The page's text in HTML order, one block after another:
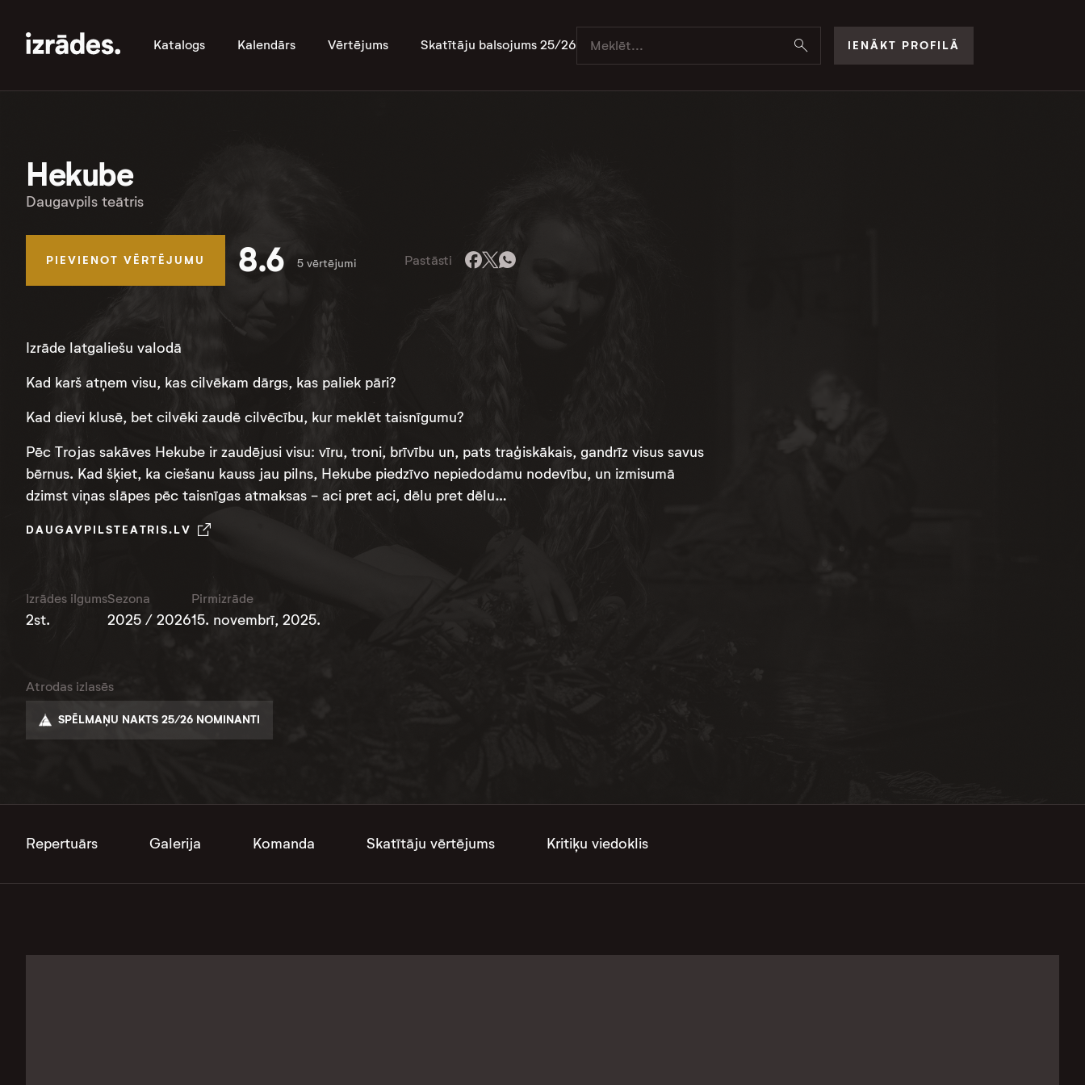
Katalogs Kalendārs Vērtējums Skatītāju balsojums 25/26 IENĀKT PROFILĀ
Hekube
Daugavpils teātris
PIEVIENOT VĒRTĒJUMU 8.6 5 vērtējumi Pastāsti
Izrāde latgaliešu valodā
Kad karš atņem visu, kas cilvēkam dārgs, kas paliek pāri?
Kad dievi klusē, bet cilvēki zaudē cilvēcību, kur meklēt taisnīgumu?
Pēc Trojas sakāves Hekube ir zaudējusi visu: vīru, troni, brīvību un, pats traģiskākais, gandrīz visus savus
bērnus. Kad šķiet, ka ciešanu kauss jau pilns, Hekube piedzīvo nepiedodamu nodevību, un izmisumā
dzimst viņas slāpes pēc taisnīgas atmaksas - aci pret aci, dēlu pret dēlu…
DAUGAVPILSTEATRIS.LV
Izrādes ilgums
2st.
Sezona
2025 / 2026
Pirmizrāde
15. novembrī, 2025.
Atrodas izlasēs
SPĒLMAŅU NAKTS 25/26 NOMINANTI
Repertuārs Galerija Komanda Skatītāju vērtējums Kritiķu viedoklis